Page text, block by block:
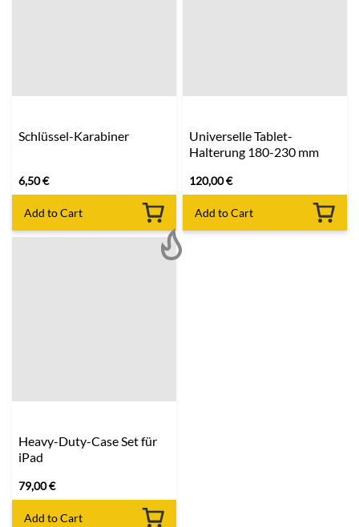
Schlüssel-Karabiner
6,50€
Add to Cart
Universelle Tablet-
Halterung 180-230 mm
120,00€
Add to Cart
Heavy-Duty-Case Set für
iPad
79,00€
Add to Cart